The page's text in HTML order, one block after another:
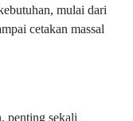
mulai dari
cetakan massal
penting sekali